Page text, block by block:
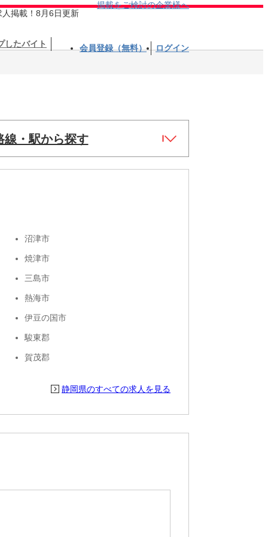
人掲載！8月6日更新
掲載をご検討の企業様へ
したバイト 会員登録（無料） ログイン
・駅から探す
沼津市
焼津市
三島市
熱海市
伊豆の国市
駿東郡
賀茂郡
静岡県のすべての求人を見る